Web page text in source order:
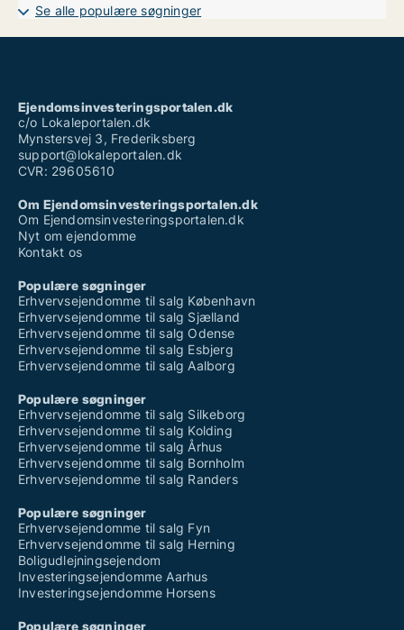
Se alle populære søgninger
Ejendomsinvesteringsportalen.dk
c/o Lokaleportalen.dk
Mynstersvej 3, Frederiksberg
support@lokaleportalen.dk
CVR: 29605610
Om Ejendomsinvesteringsportalen.dk
Om Ejendomsinvesteringsportalen.dk
Nyt om ejendomme
Kontakt os
Populære søgninger
Erhvervsejendomme til salg København
Erhvervsejendomme til salg Sjælland
Erhvervsejendomme til salg Odense
Erhvervsejendomme til salg Esbjerg
Erhvervsejendomme til salg Aalborg
Populære søgninger
Erhvervsejendomme til salg Silkeborg
Erhvervsejendomme til salg Kolding
Erhvervsejendomme til salg Århus
Erhvervsejendomme til salg Bornholm
Erhvervsejendomme til salg Randers
Populære søgninger
Erhvervsejendomme til salg Fyn
Erhvervsejendomme til salg Herning
Boligudlejningsejendom
Investeringsejendomme Aarhus
Investeringsejendomme Horsens
Populære søgninger